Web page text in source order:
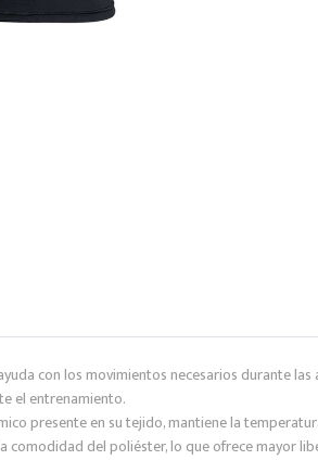
con los movimientos necesarios durante
el entrenamiento.
presente en su tejido, mantiene la
comodidad del poliéster, lo que ofrece mayor